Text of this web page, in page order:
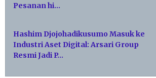
Pesanan hi…
Hashim Djojohadikusumo Masuk ke
Industri Aset Digital: Arsari Group
Resmi Jadi P…